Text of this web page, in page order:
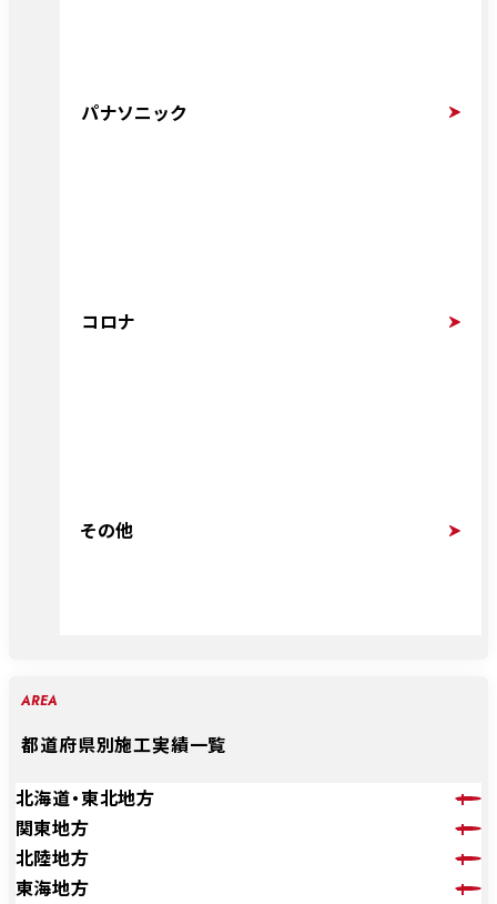
パナソニック
コロナ
その他
AREA
都道府県別施工実績一覧
北海道・東北地方
関東地方
北陸地方
東海地方